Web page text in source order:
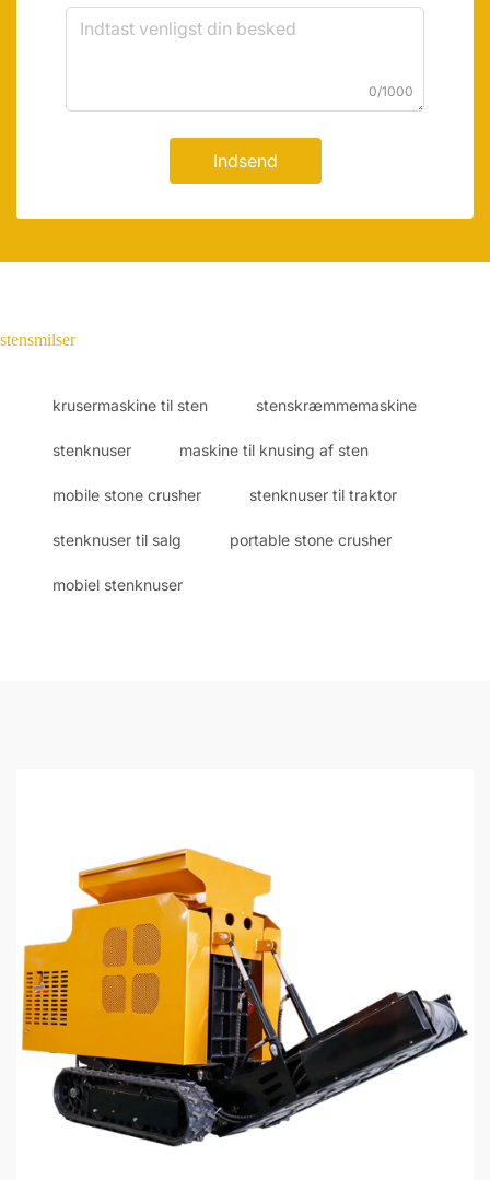
0/1000
Indsend
stensmilser
krusermaskine til sten stenskræmmemaskine
stenknuser maskine til knusing af sten
mobile stone crusher stenknuser til traktor
stenknuser til salg portable stone crusher
mobiel stenknuser